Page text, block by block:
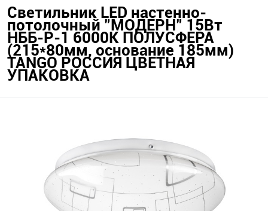
Светильник LED настенно-
потолочный "МОДЕРН" 15Вт
НББ-Р-1 6000К ПОЛУСФЕРА
(215*80мм, основание 185мм)
TANGO РОССИЯ ЦВЕТНАЯ
УПАКОВКА